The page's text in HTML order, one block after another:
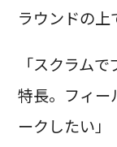
ラウンドの上
「スクラム
特長。フィー
ークしたい」